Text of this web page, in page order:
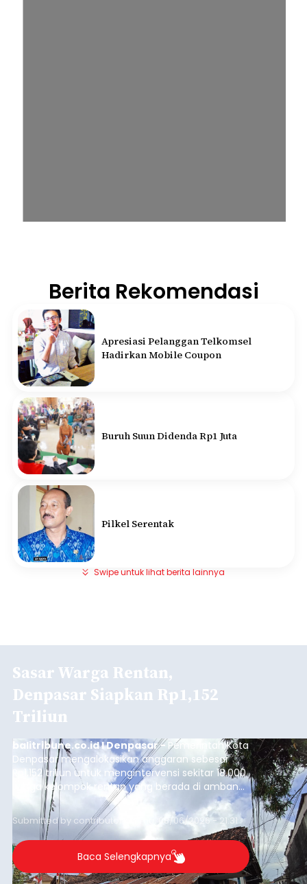
Berita Rekomendasi
Apresiasi Pelanggan Telkomsel
Hadirkan Mobile Coupon
Buruh Suun Didenda Rp1 Juta
Pilkel Serentak
Swipe untuk lihat berita lainnya
Sasar Warga Rentan,
Denpasar Siapkan Rp1,152
Triliun
balitribune.co.id I Denpasar - Pemerintah Kota
Denpasar mengalokasikan anggaran sebesar
Rp1,152 triliun untuk mengintervensi sekitar 18.000
warga kelompok rentan yang berada di ambang
garis kemiskinan. Langkah strategis ini diambil
guna menjaga masyarakat yang berada pada
kelompok desil 5 dan 6 tersebut agar tidak
merosot ke kategori miskin.
Submitted by contributor Thu, 08/06/2026 - 21:31
Baca Selengkapnya